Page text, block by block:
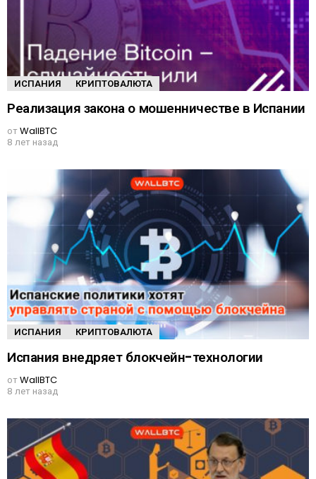
ИСПАНИЯ КРИПТОВАЛЮТА
Реализация закона о мошенничестве в Испании
отWallBTC
8 лет назад
ИСПАНИЯ КРИПТОВАЛЮТА
Испания внедряет блокчейн-технологии
отWallBTC
8 лет назад